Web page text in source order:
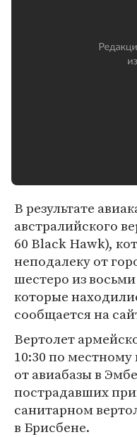
В результате
австралийского
60 Black Hawk),
неподалеку от
шестеро из
которые
сообщается на
Вертолет
10:30 по
от авиабазы в
пострадавших
санитарном
в Брисбене.